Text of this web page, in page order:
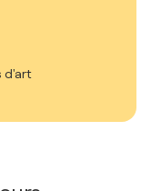
d'art